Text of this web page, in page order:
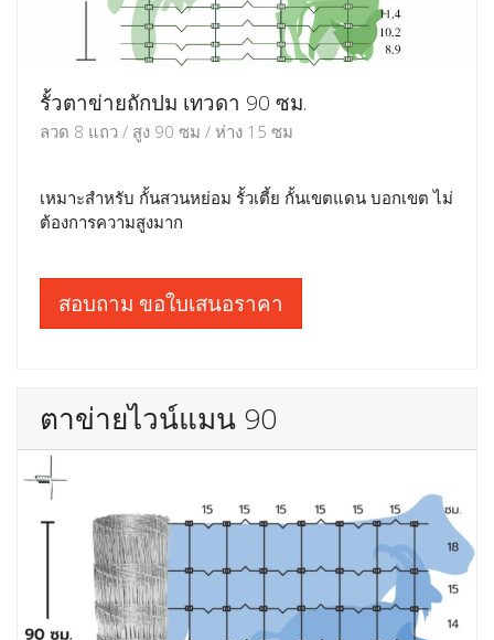
รั้วตาข่ายถักปม เทวดา 90 ซม.
ลวด 8 แถว / สูง 90 ซม / ห่าง 15 ซม
เหมาะสำหรับ กั้นสวนหย่อม รั้วเตี้ย กั้นเขตแดน บอกเขต ไม่
ต้องการความสูงมาก
สอบถาม ขอใบเสนอราคา
ตาข่ายไวน์แมน 90